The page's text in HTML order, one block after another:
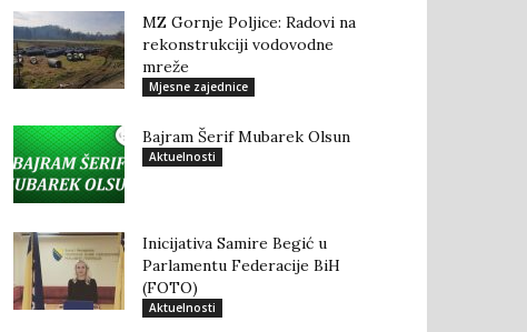
MZ Gornje Poljice: Radovi na
rekonstrukciji vodovodne
mreže
Mjesne zajednice
Bajram Šerif Mubarek Olsun
Aktuelnosti
Inicijativa Samire Begić u
Parlamentu Federacije BiH
(FOTO)
Aktuelnosti